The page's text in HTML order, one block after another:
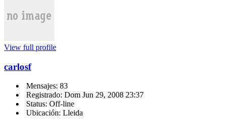
View full profile
carlosf
Mensajes: 83
Registrado: Dom Jun 29, 2008 23:37
Status: Off-line
Ubicación: Lleida